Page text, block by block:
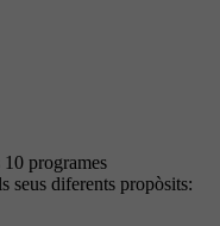
programes
seus diferents propòsits: